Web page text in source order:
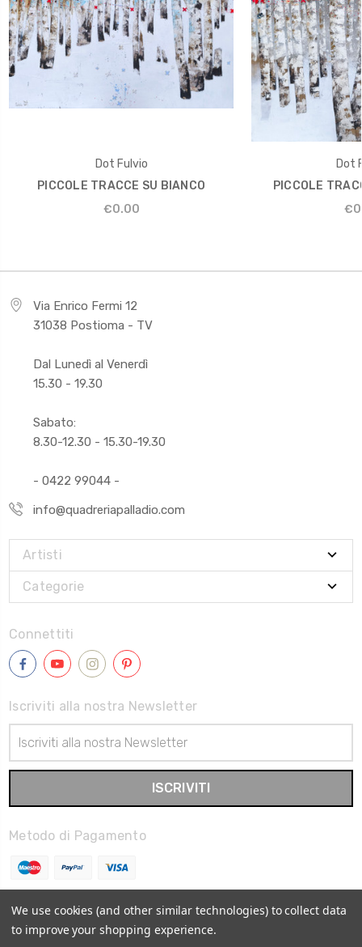
Dot Fulvio
PICCOLE TRACCE SU BIANCO
€0.00
Dot
PICCOLE
Via Enrico Fermi 12
31038 Postioma - TV
Dal Lunedì al Venerdì
15.30 - 19.30
Sabato:
8.30-12.30 - 15.30-19.30
- 0422 99044 -
info@quadreriapalladio.com
Artisti
Categorie
Connettiti
Iscriviti alla nostra Newsletter
Email
Metodo di Pagamento
© 2026 Quadreria Palladio
We use cookies (and other similar technologies) to collect data
to improve your shopping experience.